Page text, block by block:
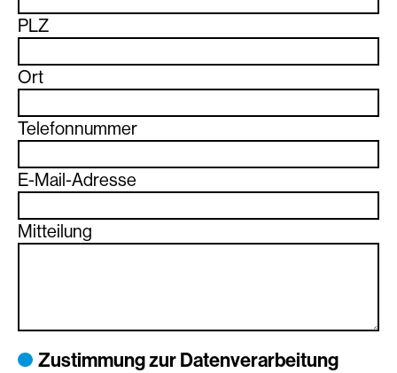
PLZ
Ort
Telefonnummer
E-Mail-Adresse
Mitteilung
Zustimmung zur Datenverarbeitung